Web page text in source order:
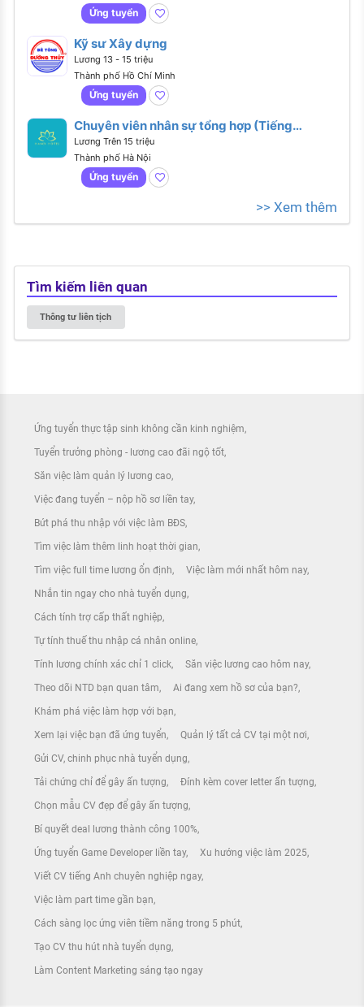
Ứng tuyển
Kỹ sư Xây dựng
Lương 13 - 15 triệu
Thành phố Hồ Chí Minh
Ứng tuyển
Chuyên viên nhân sự tổng hợp (Tiếng
Anh giao tiếp)
Lương Trên 15 triệu
Thành phố Hà Nội
Ứng tuyển
>> Xem thêm
Tìm kiếm liên quan
Thông tư liên tịch
Ứng tuyển thực tập sinh không cần kinh nghiệm
Tuyển trưởng phòng - lương cao đãi ngộ tốt
Săn việc làm quản lý lương cao
Việc đang tuyển – nộp hồ sơ liền tay
Bứt phá thu nhập với việc làm BĐS
Tìm việc làm thêm linh hoạt thời gian
Tìm việc full time lương ổn định Việc làm mới nhất hôm nay
Nhắn tin ngay cho nhà tuyển dụng
Cách tính trợ cấp thất nghiệp
Tự tính thuế thu nhập cá nhân online
Tính lương chính xác chỉ 1 click Săn việc lương cao hôm nay
Theo dõi NTD bạn quan tâm Ai đang xem hồ sơ của bạn?
Khám phá việc làm hợp với bạn
Xem lại việc bạn đã ứng tuyển Quản lý tất cả CV tại một nơi
Gửi CV, chinh phục nhà tuyển dụng
Tải chứng chỉ để gây ấn tượng Đính kèm cover letter ấn tượng
Chọn mẫu CV đẹp để gây ấn tượng
Bí quyết deal lương thành công 100%
Ứng tuyển Game Developer liền tay Xu hướng việc làm 2025
Viết CV tiếng Anh chuyên nghiệp ngay
Việc làm part time gần bạn
Cách sàng lọc ứng viên tiềm năng trong 5 phút
Tạo CV thu hút nhà tuyển dụng
Làm Content Marketing sáng tạo ngay